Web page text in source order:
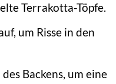
Terrakotta-Töpfe.
um Risse in den
Backens, um eine